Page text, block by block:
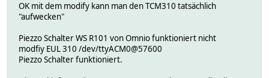
OK mit dem modify kann man den TCM310 tatsächlich
"aufwecken"
Piezzo Schalter WS R101 von Omnio funktioniert nicht
modfiy EUL 310 /dev/ttyACM0@57600
Piezzo Schalter funktioniert.